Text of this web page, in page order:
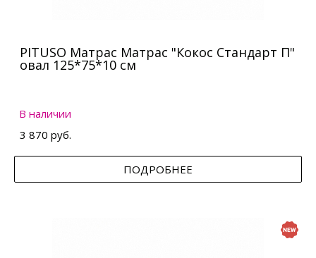
PITUSO Матрас Матрас "Кокос Стандарт П"
овал 125*75*10 см
В наличии
3 870 руб.
ПОДРОБНЕЕ